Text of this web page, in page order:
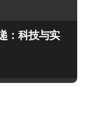
：科技与实